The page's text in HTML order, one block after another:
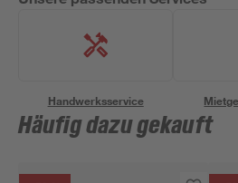
Handwerksservice
Häufig dazu gekauft